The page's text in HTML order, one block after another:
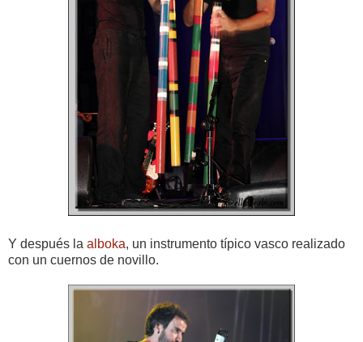
Y después la alboka, un instrumento típico vasco realizado
con un cuernos de novillo.